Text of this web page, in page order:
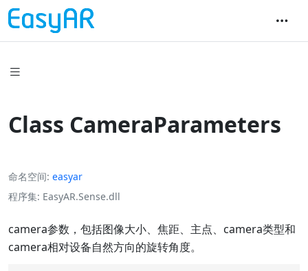
Class CameraParameters
命名空间 easyar
程序集 EasyAR.Sense.dll
camera参数，包括图像大小、焦距、主点、camera类型和
camera相对设备自然方向的旋转角度。